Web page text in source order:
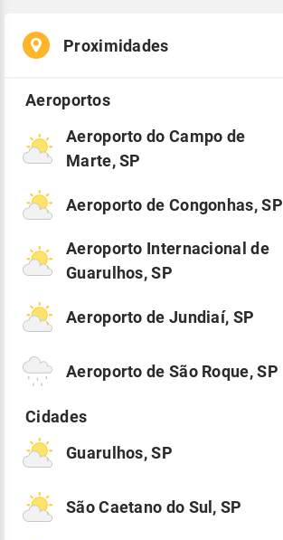
Proximidades
Aeroporto do Campo de
Marte, SP
Aeroporto de Congonhas, SP
Aeroporto Internacional de
Guarulhos, SP
Aeroporto de Jundiaí, SP
Aeroporto de São Roque, SP
Guarulhos, SP
São Caetano do Sul, SP